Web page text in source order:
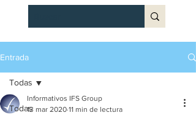
Entrada
Todas
Todas
Informativos IFS Group
13 mar 2020 11 min de lectura